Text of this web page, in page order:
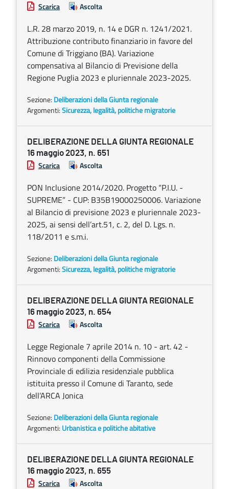
Scarica Ascolta
L.R. 28 marzo 2019, n. 14 e DGR n. 1241/2021.
Attribuzione contributo finanziario in favore del
Comune di Triggiano (BA). Variazione
compensativa al Bilancio di Previsione della
Regione Puglia 2023 e pluriennale 2023-2025.
Sezione: Deliberazioni della Giunta regionale
Argomenti:Sicurezza, legalità, politiche migratorie
DELIBERAZIONE DELLA GIUNTA REGIONALE
16 maggio 2023, n. 651
Scarica Ascolta
PON Inclusione 2014/2020. Progetto “P.I.U. -
SUPREME” - CUP: B35B19000250006. Variazione
al Bilancio di previsione 2023 e pluriennale 2023-
2025, ai sensi dell’art.51, c. 2, del D. Lgs. n.
118/2011 e s.m.i.
Sezione: Deliberazioni della Giunta regionale
Argomenti:Sicurezza, legalità, politiche migratorie
DELIBERAZIONE DELLA GIUNTA REGIONALE
16 maggio 2023, n. 654
Scarica Ascolta
Legge Regionale 7 aprile 2014 n. 10 - art. 42 -
Rinnovo componenti della Commissione
Provinciale di edilizia residenziale pubblica
istituita presso il Comune di Taranto, sede
dell’ARCA Jonica
Sezione: Deliberazioni della Giunta regionale
Argomenti: Urbanistica e politiche abitative
DELIBERAZIONE DELLA GIUNTA REGIONALE
16 maggio 2023, n. 655
Scarica Ascolta